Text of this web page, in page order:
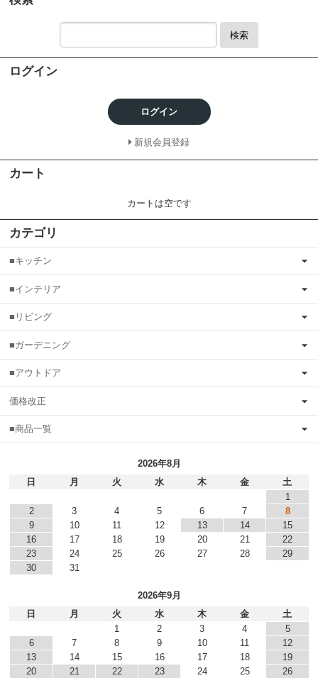
検索
ログイン
ログイン
新規会員登録
カート
カートは空です
カテゴリ
■キッチン
■インテリア
■リビング
■ガーデニング
■アウトドア
価格改正
■商品一覧
2026年8月
日
月 火 水 木 金
土
1
2
3 4 5 6 7
8
9
10 11 12 13 14
15
16
17 18 19 20 21
22
23
24 25 26 27 28
29
30
31
2026年9月
日
月 火 水 木 金
土
1
2 3 4
5
6
7 8 9 10 11
12
13
14 15 16 17 18
19
20
21 22 23 24 25 26